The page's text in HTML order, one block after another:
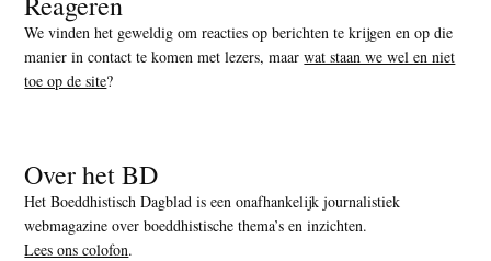
We vinden het geweldig om reacties op berichten te krijgen en op die
manier in contact te komen met lezers, maarwat staan we wel en niet
toe op de site?
Over het BD
Het Boeddhistisch Dagblad is een onafhankelijk journalistiek
webmagazine over boeddhistische thema’s en inzichten.
Lees ons colofon.